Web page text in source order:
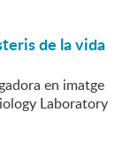
de la vida
en imatge
Laboratory